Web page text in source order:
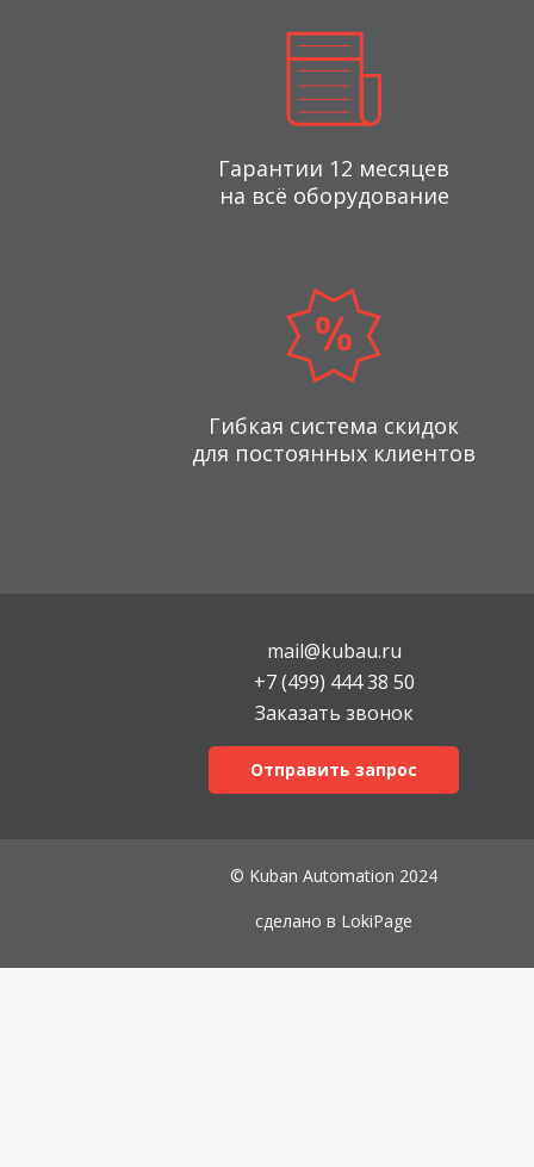
Гарантии 12 месяцев
на всё оборудование
Гибкая система скидок
для постоянных клиентов
mail@kubau.ru
+7 (499) 444 38 50
Заказать звонок
Отправить запрос
© Kuban Automation 2024
сделано в LokiPage